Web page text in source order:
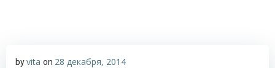
byvita on 28 декабря, 2014